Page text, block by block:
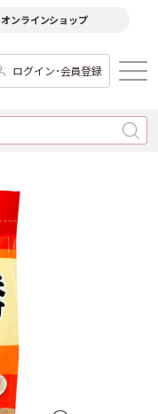
オンラインショップ
ログイン･会員登録